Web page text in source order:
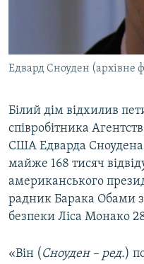
РУС
УКР
КТАТ
ДОЛУЧАЙСЯ!
Едвард Сноуден (архівне
Білий дім відхилив
співробітника
США Едварда
майже 168 тисяч
американського
радник Барака Обами
безпеки Ліса Монако
«Він ( Сноуден – ред.)